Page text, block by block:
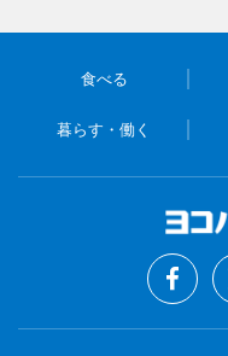
食べる
暮らす・働く